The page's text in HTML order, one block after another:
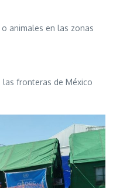
animales en las zonas
fronteras de México